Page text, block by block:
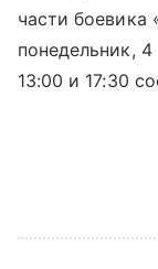
части боевика
понедельник,
13:00 и 17:30